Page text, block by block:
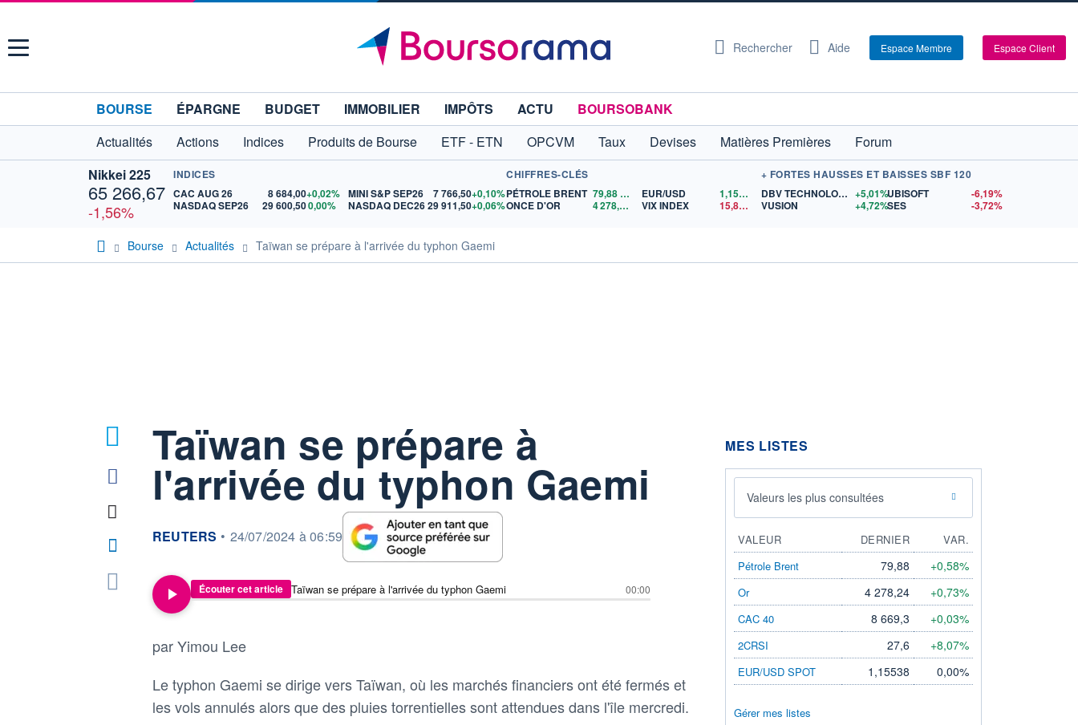
Menu Rechercher Aide Espace Membre Espace Client
BOURSE ÉPARGNE BUDGET IMMOBILIER IMPÔTS ACTU
BOURSOBANK
Actualités
Actions Indices Produits de Bourse ETF - ETN OPCVM Taux Devises Matières Premières
Forum
Nikkei 225
65 266,67
-1,56%
INDICES
CAC AUG 26
8 684,00+0,02%
NASDAQ SEP26
29 600,500,00%
MINI S&P SEP26 7 766,50+0,10%
NASDAQ DEC2629 911,50+0,06%
CHIFFRES-CLÉS
PÉTROLE BRENT 79,88$US
ONCE D'OR
4 278,54 $US
EUR/USD 1,1554
$US
VIX INDEX
15,81$US
+ FORTES HAUSSES ET BAISSES SBF 120
DBV TECHNOLOGIES +5,01%
VUSION
+4,72%
UBISOFT
-6,19%
SES
-3,72%
Bourse Actualités Taïwan se prépare à l'arrivée du typhon Gaemi
Taïwan se prépare à
l'arrivée du typhon Gaemi
information fournie par
REUTERS • 24/07/2024 à 06:59
Écouter cet article Taïwan se prépare à l'arrivée du typhon Gaemi 00:00
par Yimou Lee
Le typhon Gaemi se dirige vers Taïwan, où les marchés financiers ont été fermés et
les vols annulés alors que des pluies torrentielles sont attendues dans l'île mercredi.
MES LISTES
Valeurs les plus consultées
VALEUR DERNIER
VAR.
Pétrole Brent
79,88 +0,58%
Or 4 278,24 +0,73%
CAC 40 8 669,3 +0,03%
2CRSI 27,6 +8,07%
EUR/USD SPOT 1,15538 0,00%
Gérer mes listes